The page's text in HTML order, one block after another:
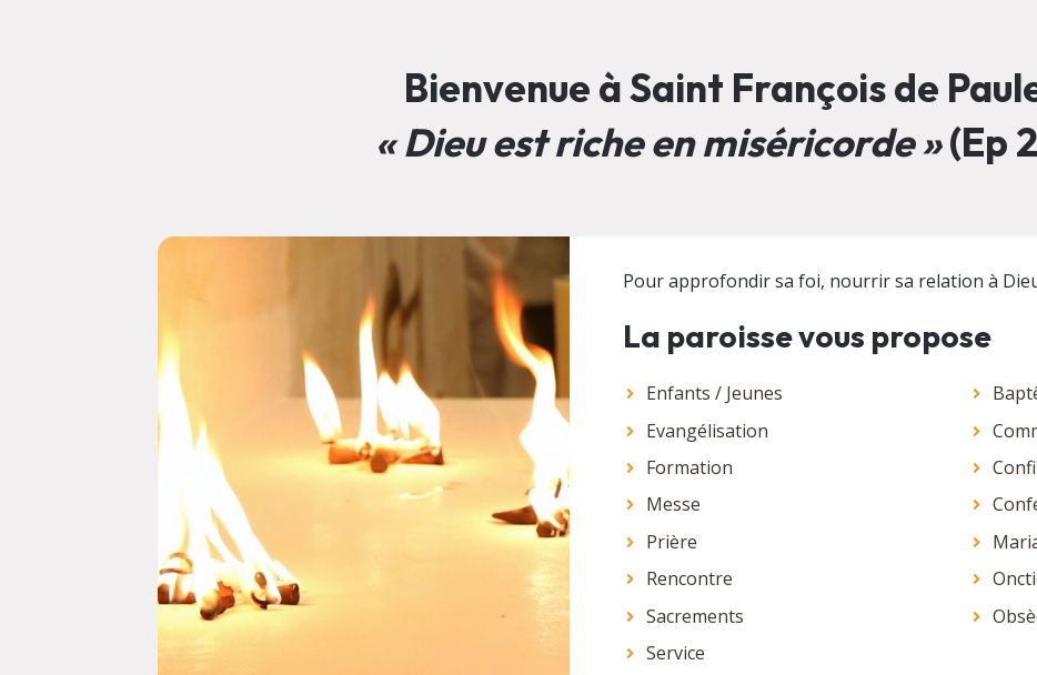
Bienvenue à Saint François de
« Dieu est riche en miséricorde »(Ep
Pour approfondir sa foi, nourrir sa relation à
La paroisse vous propose
Enfants / Jeunes
Evangélisation
Formation
Messe
Prière
Rencontre
Sacrements
Service